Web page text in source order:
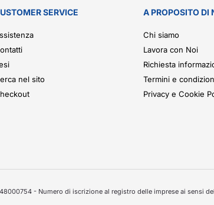
SERVICE
nel sito
A PROPOSITO DI
Chi siamo
Lavora con Noi
Richiesta
Termini e
Privacy e Cookie
- Numero di iscrizione al registro delle imprese ai sensi